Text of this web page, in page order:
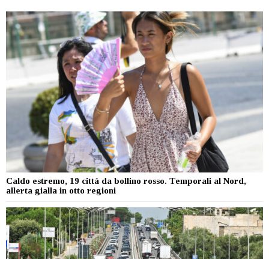
Caldo estremo, 19 città da bollino rosso. Temporali al Nord,
allerta gialla in otto regioni